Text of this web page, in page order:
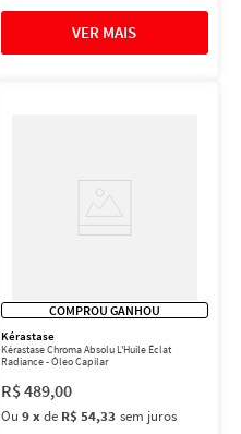
COMPROU GANHOU
Kérastase
Kérastase Chroma Absolu L'Huile Éclat
Radiance - Óleo Capilar
R$489,00
Ou 9 xde R$ 54,33 sem juros